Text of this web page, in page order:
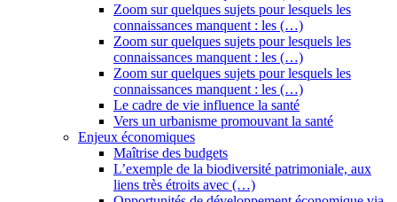
Zoom sur quelques sujets pour lesquels les
connaissances manquent : les (…)
Zoom sur quelques sujets pour lesquels les
connaissances manquent : les (…)
Zoom sur quelques sujets pour lesquels les
connaissances manquent : les (…)
Le cadre de vie influence la santé
Vers un urbanisme promouvant la santé
Enjeux économiques
Maîtrise des budgets
L’exemple de la biodiversité patrimoniale, aux
liens très étroits avec (…)